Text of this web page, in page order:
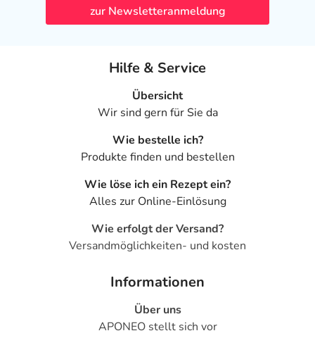
zur Newsletteranmeldung
Hilfe & Service
Übersicht
Wir sind gern für Sie da
Wie bestelle ich?
Produkte finden und bestellen
Wie löse ich ein Rezept ein?
Alles zur Online-Einlösung
Wie erfolgt der Versand?
Versandmöglichkeiten- und kosten
Informationen
Über uns
APONEO stellt sich vor